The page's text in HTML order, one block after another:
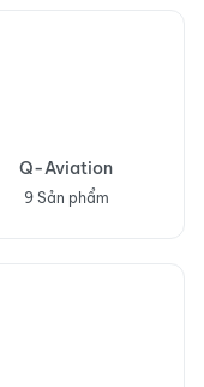
Q-Aviation
9 Sản phẩm